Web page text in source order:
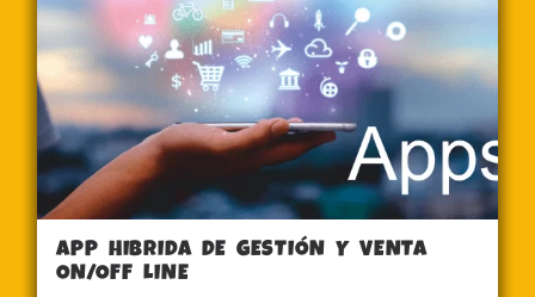
APP HIBRIDA DE GESTIÓN Y VENTA
ON/OFF LINE